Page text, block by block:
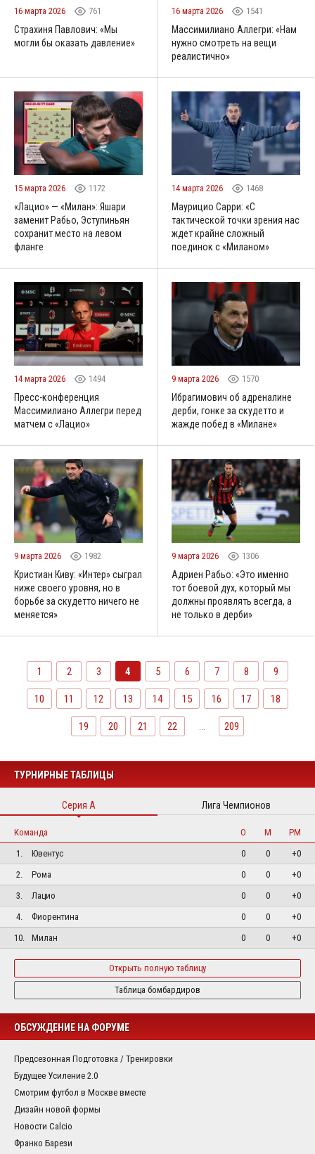
16 марта 2026 761
Страхиня Павлович: «Мы
могли бы оказать давление»
16 марта 2026 1541
Массимилиано Аллегри: «Нам
нужно смотреть на вещи
реалистично»
15 марта 2026 1172
«Лацио» — «Милан»: Яшари
заменит Рабьо, Эступиньян
сохранит место на левом
фланге
14 марта 2026 1468
Маурицио Сарри: «С
тактической точки зрения нас
ждет крайне сложный
поединок с «Миланом»
14 марта 2026 1494
Пресс-конференция
Массимилиано Аллегри перед
матчем с «Лацио»
9 марта 2026 1570
Ибрагимович об адреналине
дерби, гонке за скудетто и
жажде побед в «Милане»
9 марта 2026 1982
Кристиан Киву: «Интер» сыграл
ниже своего уровня, но в
борьбе за скудетто ничего не
меняется»
9 марта 2026 1306
Адриен Рабьо: «Это именно
тот боевой дух, который мы
должны проявлять всегда, а
не только в дерби»
1 2 3 4 5 6 7 8 9
10 11 12 13 14 15 16 17 18
19 20 21 22 ... 209
ТУРНИРНЫЕ ТАБЛИЦЫ
Серия А Лига Чемпионов
Команда О М
РМ
1.
Ювентус 0 0
+0
2.
Рома 0 0
+0
3.
Лацио 0 0
+0
4.
Фиорентина 0 0
+0
10.
Милан 0 0 +0
Открыть полную таблицу
Таблица бомбардиров
ОБСУЖДЕНИЕ НА ФОРУМЕ
Предсезонная Подготовка / Тренировки
Будущее Усиление 2.0
Смотрим футбол в Москве вместе
Дизайн новой формы
Новости Calcio
Франко Барези